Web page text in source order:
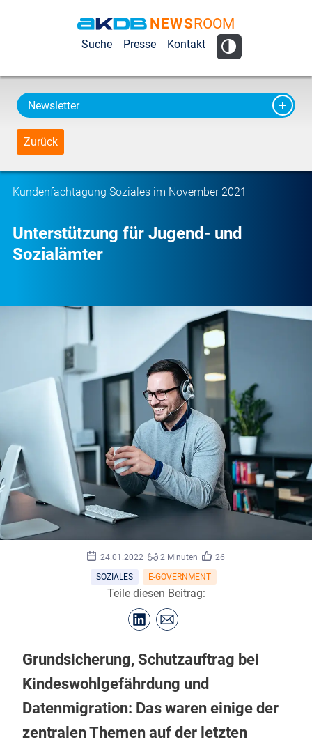
AKDB Anstalt
Kommunale
Datenverarbeitung
in Bayern
NEWSROOM
Suche Presse Kontakt
Newsletter
Zurück
Kundenfachtagung Soziales im November 2021
Unterstützung für Jugend- und
Sozialämter
24.01.2022 2 Minuten
26
SOZIALES
E-GOVERNMENT
Teile diesen Beitrag:
Grundsicherung, Schutzauftrag bei
Kindeswohlgefährdung und
Datenmigration: Das waren einige der
zentralen Themen auf der letzten